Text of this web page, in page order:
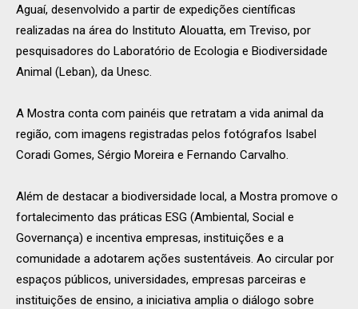
Aguaí, desenvolvido a partir de expedições científicas
realizadas na área do Instituto Alouatta, em Treviso, por
pesquisadores do Laboratório de Ecologia e Biodiversidade
Animal (Leban), da Unesc.
A Mostra conta com painéis que retratam a vida animal da
região, com imagens registradas pelos fotógrafos Isabel
Coradi Gomes, Sérgio Moreira e Fernando Carvalho.
Além de destacar a biodiversidade local, a Mostra promove o
fortalecimento das práticas ESG (Ambiental, Social e
Governança) e incentiva empresas, instituições e a
comunidade a adotarem ações sustentáveis. Ao circular por
espaços públicos, universidades, empresas parceiras e
instituições de ensino, a iniciativa amplia o diálogo sobre